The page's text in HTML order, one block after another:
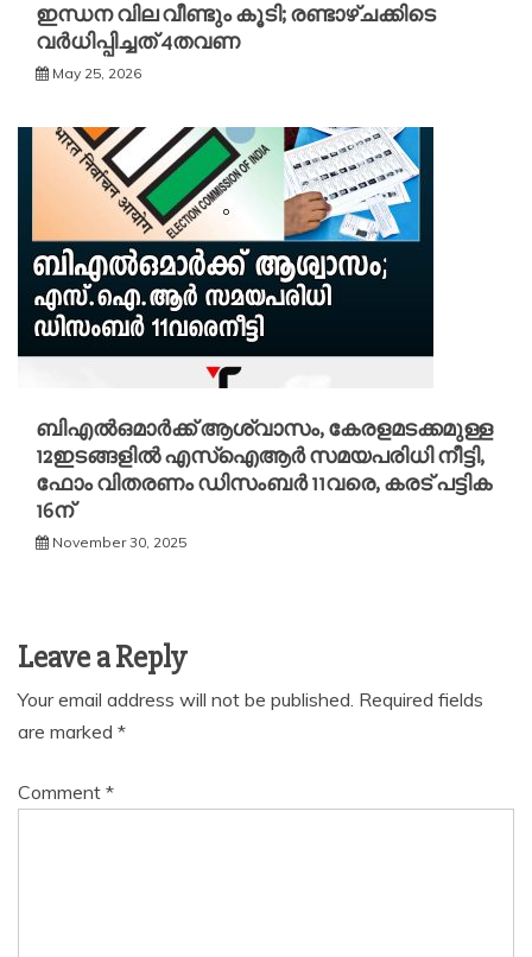
ഇന്ധന വില വീണ്ടും കൂടി; രണ്ടാഴ്ചക്കിടെ
വർധിപ്പിച്ചത് 4തവണ
May 25, 2026
ബിഎൽഒമാര്‍ക്ക് ആശ്വാസം, കേരളമടക്കമുള്ള
12ഇടങ്ങളിൽ എസ്ഐആര്‍ സമയപരിധി നീട്ടി,
ഫോം വിതരണം ഡിസംബര്‍ 11വരെ, കരട് പട്ടിക
16ന്
November 30, 2025
Leave a Reply
Your email address will not be published. Required fields
are marked *
Comment *